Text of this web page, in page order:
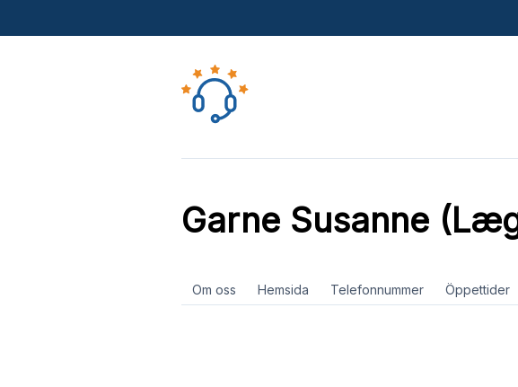
Garne Susanne
Om oss Hemsida Telefonnummer Öppettider